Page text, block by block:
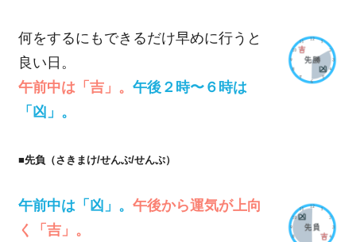
何をするにもできるだけ早めに行うと
良い日。
午前中は「吉」。 午後２時〜６時は
「凶」。
■先負（さきまけ/せんぶ/せんぷ）
午前中は「凶」。 午後から運気が上向
く「吉」。